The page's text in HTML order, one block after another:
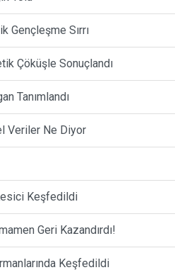
Gençleşme Sırrı
Çöküşle Sonuçlandı
Tanımlandı
Veriler Ne Diyor
Keşfedildi
Geri Kazandırdı!
Keşfedildi